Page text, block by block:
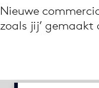
Nieuwe
zoals jij’